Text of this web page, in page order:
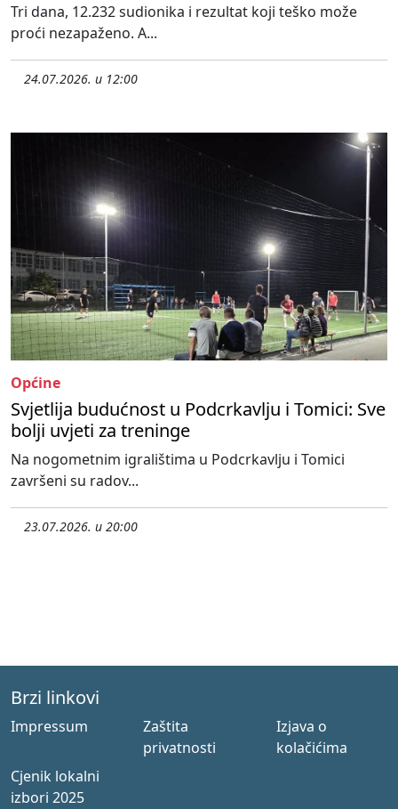
Tri dana, 12.232 sudionika i rezultat koji teško može
proći nezapaženo. A...
24.07.2026. u 12:00
Općine
Svjetlija budućnost u Podcrkavlju i Tomici: Sve
bolji uvjeti za treninge
Na nogometnim igralištima u Podcrkavlju i Tomici
završeni su radov...
23.07.2026. u 20:00
Brzi linkovi
Impressum
Zaštita
privatnosti
Izjava o
kolačićima
Cjenik lokalni
izbori 2025